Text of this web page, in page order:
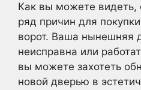
Как вы можете видеть,
ряд причин для
ворот. Ваша нынешняя
неисправна или
вы можете захотеть
новой дверью в